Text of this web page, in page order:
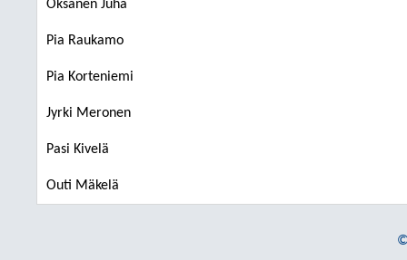
Oksanen Juha
Pia Raukamo
Pia Korteniemi
Jyrki Meronen
Pasi Kivelä
Outi Mäkelä